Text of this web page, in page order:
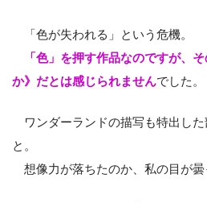
「色が失われる」という危機。
「色」を押す作品なのですが、
か》だとは感じられませんでした。
ワンダーランドの描写も特出した
と。
想像力が落ちたのか、私の目が